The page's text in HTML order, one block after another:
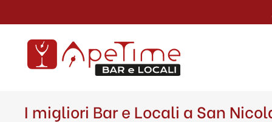
I migliori Bar e Locali a San